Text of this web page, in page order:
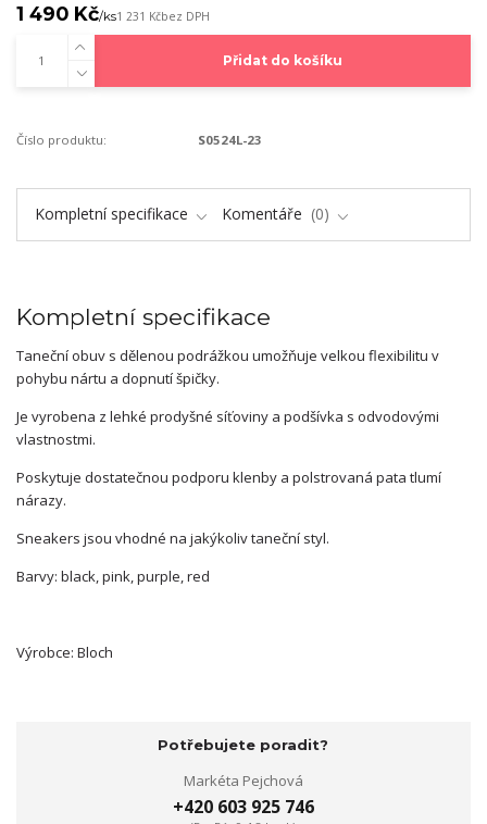
1 490 Kč/ks1 231 Kčbez DPH
Přidat do košíku
Číslo produktu: S0524L-23
Kompletní specifikace Komentáře 0
Kompletní specifikace
Taneční obuv s dělenou podrážkou umožňuje velkou flexibilitu v
pohybu nártu a dopnutí špičky.
Je vyrobena z lehké prodyšné síťoviny a podšívka s odvodovými
vlastnostmi.
Poskytuje dostatečnou podporu klenby a polstrovaná pata tlumí
nárazy.
Sneakers jsou vhodné na jakýkoliv taneční styl.
Barvy: black, pink, purple, red
Výrobce: Bloch
Potřebujete poradit?
Markéta Pejchová
+420 603 925 746